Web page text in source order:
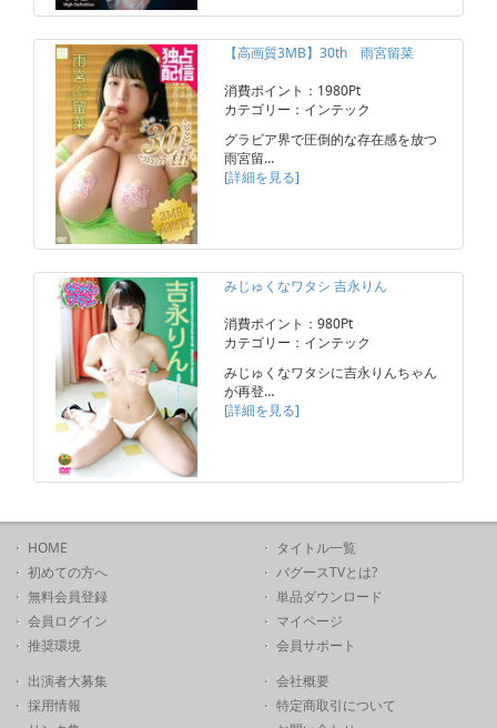
【高画質3MB】30th 雨宮留菜
消費ポイント：1980Pt
カテゴリー：インテック
グラビア界で圧倒的な存在感を放つ
雨宮留…
[詳細を見る]
みじゅくなワタシ 吉永りん
消費ポイント：980Pt
カテゴリー：インテック
みじゅくなワタシに吉永りんちゃん
が再登…
[詳細を見る]
HOME
初めての方へ
無料会員登録
会員ログイン
推奨環境
タイトル一覧
バグースTVとは?
単品ダウンロード
マイページ
会員サポート
出演者大募集
採用情報
会社概要
特定商取引について